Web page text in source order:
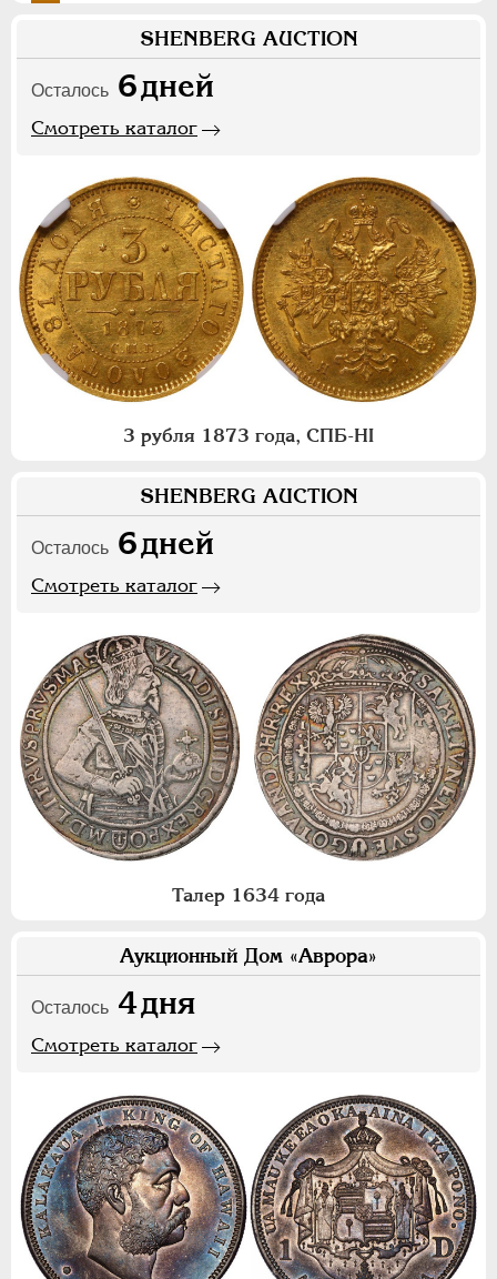
SHENBERG AUCTION
Осталось 6дней
Смотреть каталог
3 рубля 1873 года, СПБ-НI
SHENBERG AUCTION
Осталось 6дней
Смотреть каталог
Талер 1634 года
Аукционный Дом «Аврора»
Осталось 4дня
Смотреть каталог